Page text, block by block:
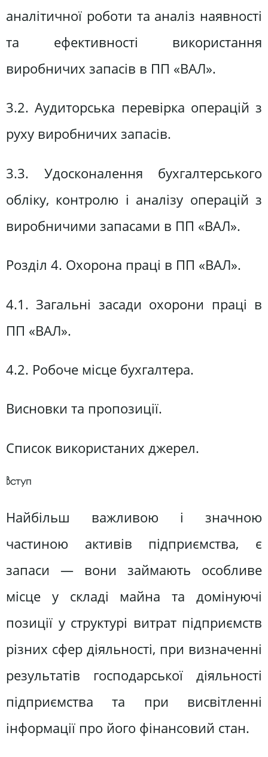
аналітичної роботи та аналіз наявності
та ефективності використання
виробничих запасів в ПП «ВАЛ».
3.2. Аудиторська перевірка операцій з
руху виробничих запасів.
3.3. Удосконалення бухгалтерського
обліку, контролю і аналізу операцій з
виробничими запасами в ПП «ВАЛ».
Розділ 4. Охорона праці в ПП «ВАЛ».
4.1. Загальні засади охорони праці в
ПП «ВАЛ».
4.2. Робоче місце бухгалтера.
Висновки та пропозиції.
Список використаних джерел.
Вступ
Найбільш важливою і значною
частиною активів підприємства, є
запаси — вони займають особливе
місце у складі майна та домінуючі
позиції у структурі витрат підприємств
різних сфер діяльності, при визначенні
результатів господарської діяльності
підприємства та при висвітленні
інформації про його фінансовий стан.